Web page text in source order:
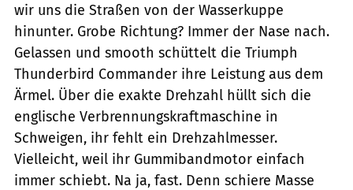
wir uns die Straßen von der Wasserkuppe
hinunter. Grobe Richtung? Immer der Nase nach.
Gelassen und smooth schüttelt die Triumph
Thunderbird Commander ihre Leistung aus dem
Ärmel. Über die exakte Drehzahl hüllt sich die
englische Verbrennungskraftmaschine in
Schweigen, ihr fehlt ein Drehzahlmesser.
Vielleicht, weil ihr Gummibandmotor einfach
immer schiebt. Na ja, fast. Denn schiere Masse